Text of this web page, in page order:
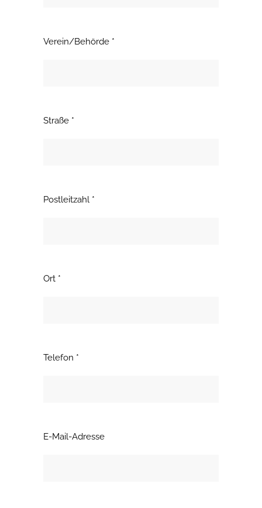
Verein/Behörde *
Straße *
Postleitzahl *
Ort *
Telefon *
E-Mail-Adresse